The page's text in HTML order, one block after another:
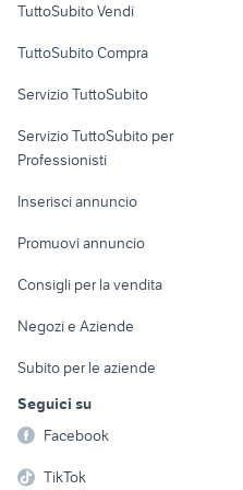
Informatica
Console e
Fotografia
Telefonia
TuttoSubito Vendi
TuttoSubito Compra
Servizio TuttoSubito
Servizio TuttoSubito per
Professionisti
Inserisci annuncio
Promuovi annuncio
Consigli per la vendita
Negozi e Aziende
Subito per le aziende
Seguici su
Facebook
TikTok